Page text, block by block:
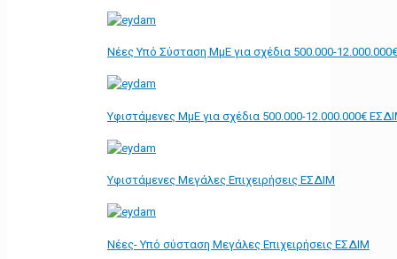
Νέες Υπό Σύσταση ΜμΕ για σχέδια 500.000-
Υφιστάμενες ΜμΕ για σχέδια 500.000-12.000.000€
Υφιστάμενες Μεγάλες Επιχειρήσεις ΕΣΔΙΜ
Νέες- Υπό σύσταση Μεγάλες Επιχειρήσεις ΕΣΔΙΜ